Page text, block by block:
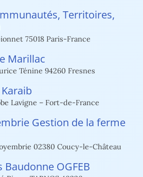
Territoires,
75018 Paris-France
Marillac
Ténine 94260 Fresnes
Lavigne – Fort-de-France
Gestion de la ferme
02380 Coucy-le-Château
OGFEB